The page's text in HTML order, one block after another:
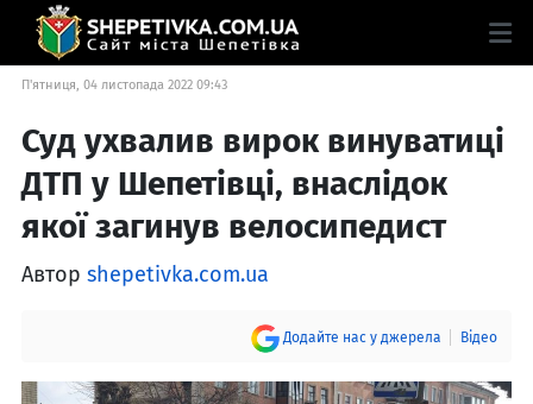
П'ятниця, 04 листопада 2022 09:43
Суд ухвалив вирок винуватиці
ДТП у Шепетівці, внаслідок
якої загинув велосипедист
Автор shepetivka.com.ua
Додайте нас у джерела Відео